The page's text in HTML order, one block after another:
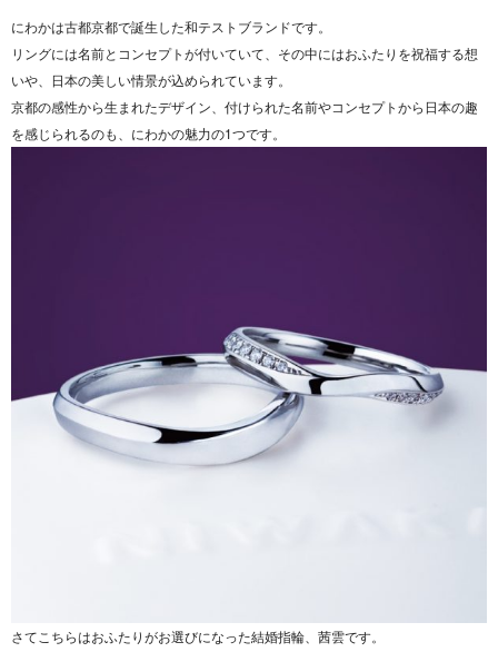
にわかは古都京都で誕生した和テストブランドです。
リングには名前とコンセプトが付いていて、その中にはおふたりを祝福する想
いや、日本の美しい情景が込められています。
京都の感性から生まれたデザイン、付けられた名前やコンセプトから日本の趣
を感じられるのも、にわかの魅力の1つです。
さてこちらはおふたりがお選びになった結婚指輪、茜雲です。